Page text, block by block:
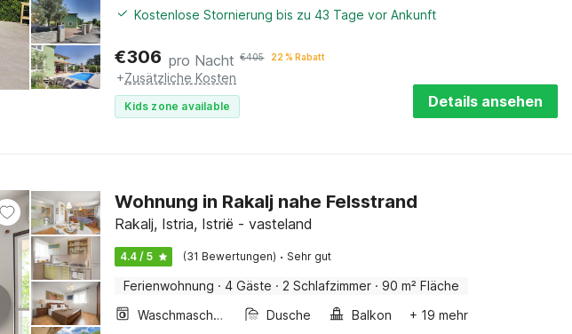
Kostenlose Stornierung bis zu 43 Tage vor Ankunft
€306 pro Nacht €405 22 % Rabatt
+Zusätzliche Kosten
Kids zone available Details ansehen
Wohnung in Rakalj nahe Felsstrand
Rakalj, Istria, Istrië - vasteland
4.4 / 5 (31 Bewertungen) · Sehr gut
Ferienwohnung · 4 Gäste · 2 Schlafzimmer · 90 m² Fläche
Waschmaschine
Dusche Balkon
+ 19 mehr